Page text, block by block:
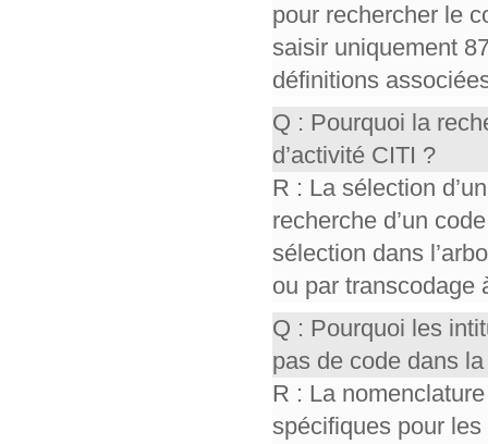
pour rechercher le
saisir uniquement
définitions
Q : Pourquoi la
d’activité CITI ?
R : La sélection
recherche d’un
sélection dans
ou par transcodage
Q : Pourquoi les
pas de code dans
R : La
spécifiques pour